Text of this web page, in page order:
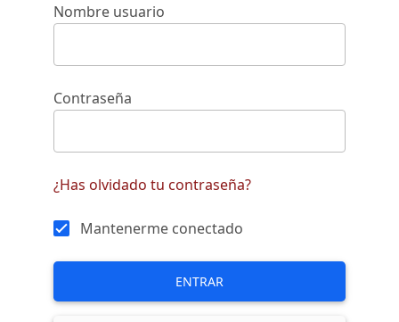
Nombre usuario
Contraseña
¿Has olvidado tu contraseña?
Mantenerme conectado
ENTRAR